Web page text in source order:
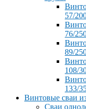
57/
76/
89/
108/
133/
Винтовые сваи
Сваи